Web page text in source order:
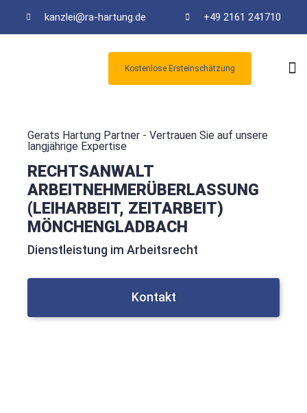
kanzlei@ra-hartung.de +49 2161 241710
Kostenlose Ersteinschätzung
Gerats Hartung Partner - Vertrauen Sie auf unsere
langjährige Expertise
RECHTSANWALT
ARBEITNEHMERÜBERLASSUNG
(LEIHARBEIT, ZEITARBEIT)
MÖNCHENGLADBACH
Dienstleistung im Arbeitsrecht
Kontakt